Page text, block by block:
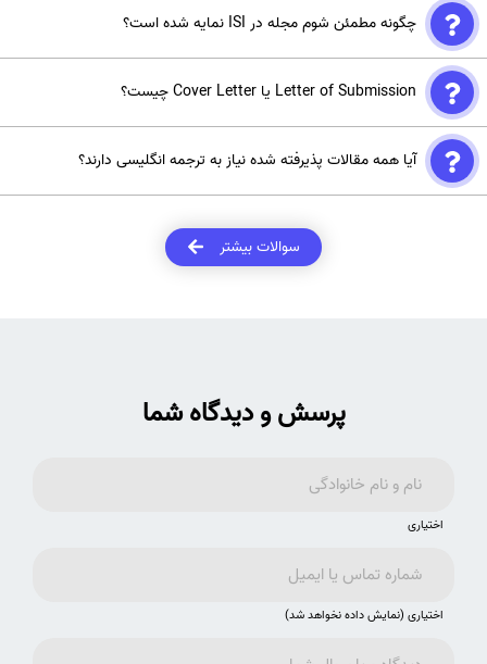
Impact Factor بالاتر باشد، اعتبار علمی و نفوذ مقاله در جامعه پژوهشی
بیشتر است.
چگونه مطمئن شوم مجله در ISI نمایه شده است؟
فهرست رسمی ISI بررسی کنید تا از نمایه بودن آن اطمینان حاصل شود.Letter of Submission یا Cover Letter چیست؟
نامه‌ای است که همراه مقاله ارسال می‌شود و در آن اهمیت پژوهش، نوآوری
و دلیل انتخاب مجله ذکر می‌شود. نامه باید مختصر، حرفه‌ای و جذاب باشد
تا توجه سردبیر را جلب کند.
آیا همه مقالات پذیرفته شده نیاز به ترجمه انگلیسی دارند؟
سوالات بیشتر
پرسش و دیدگاه شما
اختیاری
اختیاری (نمایش داده نخواهد شد)